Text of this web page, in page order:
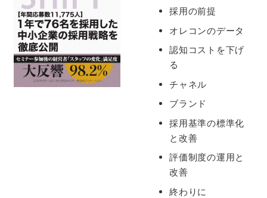
採用の前提
オレコンのデータ
認知コストを下げ
る
チャネル
ブランド
採用基準の標準化
と改善
評価制度の運用と
改善
終わりに